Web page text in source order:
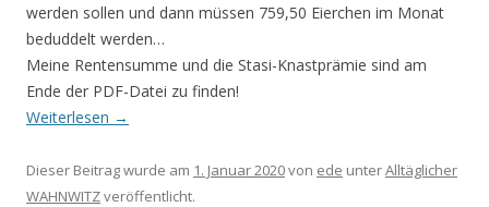
werden sollen und dann müssen 759,50 Eierchen im Monat
beduddelt werden…
Meine Rentensumme und die Stasi-Knastprämie sind am
Ende der PDF-Datei zu finden!
Weiterlesen →
Dieser Beitrag wurde am 1. Januar 2020von ede unterAlltäglicher
WAHNWITZveröffentlicht.